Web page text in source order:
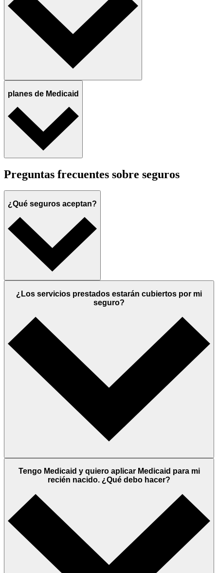
planes de Medicaid
Preguntas frecuentes sobre seguros
¿Qué seguros aceptan?
¿Los servicios prestados estarán cubiertos por mi
seguro?
Tengo Medicaid y quiero aplicar Medicaid para mi
recién nacido. ¿Qué debo hacer?